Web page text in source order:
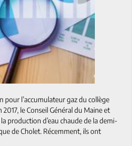
pour l’accumulateur gaz du collège
le Conseil Général du Maine et
production d’eau chaude de la demi-
de Cholet. Récemment, ils ont